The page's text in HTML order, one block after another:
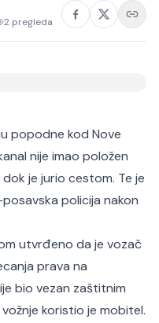
2 pregleda
popodne kod Nove
nije imao položen
je jurio cestom. Te je
policija nakon
utvrđeno da je vozač
prava na
bio vezan zaštitnim
koristio je mobitel.